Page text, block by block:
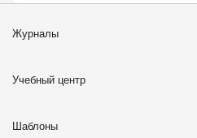
Журналы
Учебный центр
Шаблоны